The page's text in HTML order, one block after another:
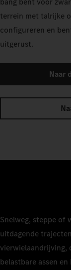
terrein met talrijke
configureren en
uitgerust.
Naar
Snelweg, steppe of
uitdagende
vierwielaandrijving,
belastbare assen